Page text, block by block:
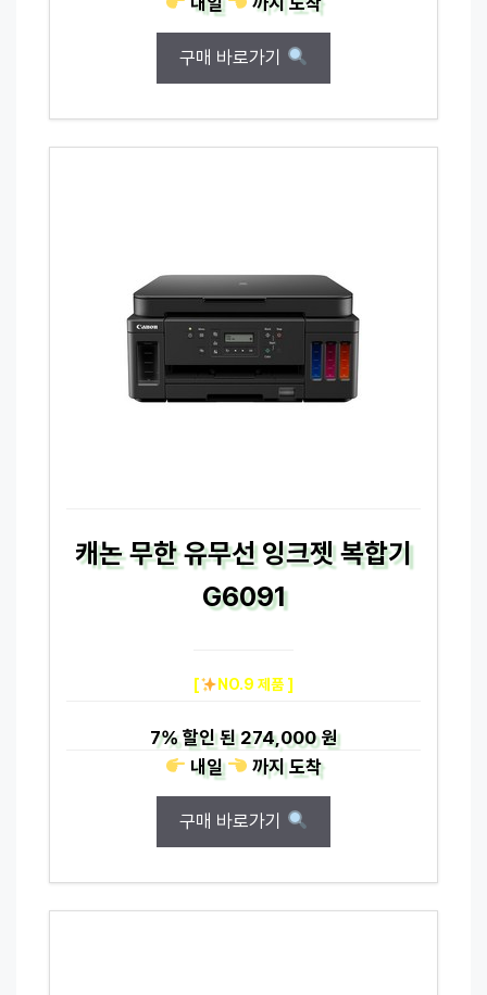
구매 바로가기
캐논 무한 유무선 잉크젯 복합기
G6091
[ NO.9 제품 ]
7%할인 된274,000 원
내일
까지도착
구매 바로가기